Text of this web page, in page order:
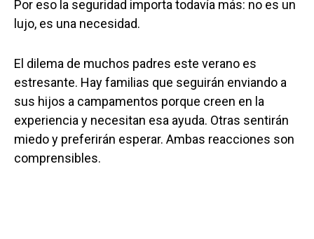
Por eso la seguridad importa todavía más: no es un
lujo, es una necesidad.
El dilema de muchos padres este verano es
estresante. Hay familias que seguirán enviando a
sus hijos a campamentos porque creen en la
experiencia y necesitan esa ayuda. Otras sentirán
miedo y preferirán esperar. Ambas reacciones son
comprensibles.